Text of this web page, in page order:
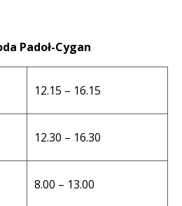
Padoł-Cygan
12.15 – 16.15
12.30 – 16.30
8.00 – 13.00